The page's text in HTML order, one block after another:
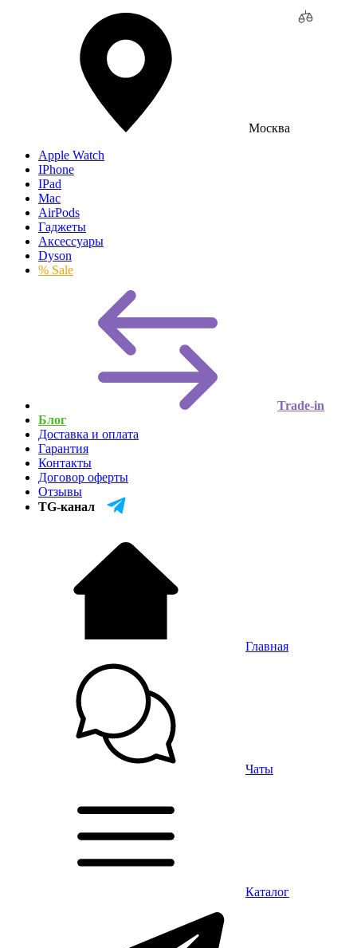
Москва
Apple Watch
IPhone
IPad
Mac
AirPods
Гаджеты
Аксессуары
Dyson
% Sale
Trade-in
Блог
Доставка и оплата
Гарантия
Контакты
Договор оферты
Отзывы
TG-канал
Главная
Чаты
Каталог